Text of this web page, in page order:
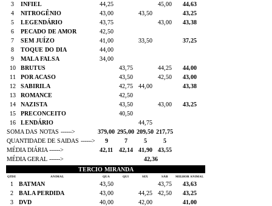
3
INFIEL 44,25 45,00
44,63
4
NITROGÊNIO 43,00 43,50
43,25
5
LEGENDÁRIO 43,75 43,00
43,38
6
PECADO DE AMOR
42,50
7
SEM JUÍZO 41,00 33,50
37,25
8
TOQUE DO DIA
44,00
9
MALA FALSA
34,00
10
BRUTUS 43,75 44,25
44,00
11
POR ACASO 43,50 42,50
43,00
12
SABIRILA 42,75 44,00
43,38
13
ROMANCE
42,50
14
NAZISTA 43,50 43,00
43,25
15
PRECONCEITO
40,50
16
LENDÁRIO
44,75
SOMA DAS NOTAS ------>
379,00 295,00 209,50 217,75
QUANTIDADE DE SAIDAS ------>
9 7 5
5
MÉDIA DIÁRIA ------>
42,11 42,14 41,90
43,55
MÉDIA GERAL ------>
42,36
TERCIO MIRANDA
QTDE ANIMAL QUA QUI SEX SÁB MELHOR ANIMAL
1 BATMAN 43,50 43,75
43,63
2
BALA PERDIDA 43,00 44,25 42,50
43,25
3
DVD 40,00 42,00
41,00